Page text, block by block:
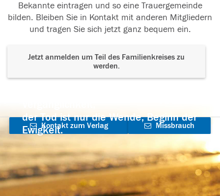
Bekannte eintragen und so eine Trauergemeinde
bilden. Bleiben Sie in Kontakt mit anderen Mitgliedern
und tragen Sie sich jetzt ganz bequem ein.
Jetzt anmelden um Teil des Familienkreises zu
werden.
der Tod ist nur die Wende, Beginn der
Ewigkeit.
Kontakt zum Verlag
aufnehmen
Missbrauch